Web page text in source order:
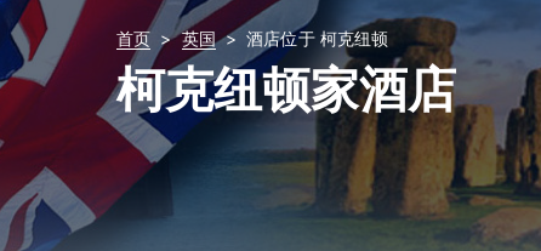
首页 英国 酒店位于 柯克纽顿
柯克纽顿家酒店